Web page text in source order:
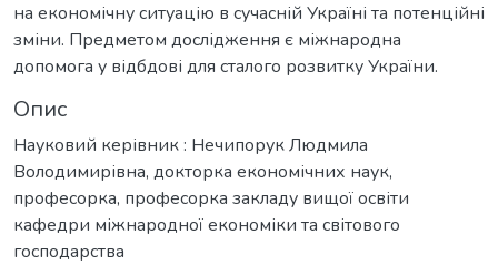
на економічну ситуацію в сучасній Україні та потенційні
зміни. Предметом дослідження є міжнародна
допомога у відбдові для сталого розвитку України.
Опис
Науковий керівник : Нечипорук Людмила
Володимирівна, докторка економічних наук,
професорка, професорка закладу вищої освіти
кафедри міжнародної економіки та світового
господарства